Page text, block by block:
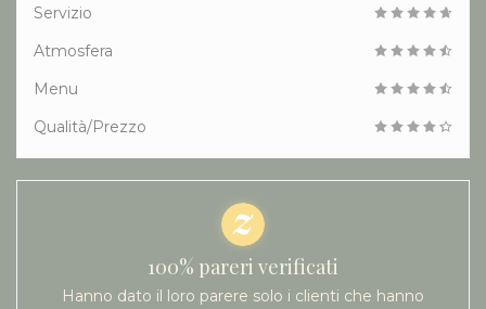
Servizio
Atmosfera
Menu
Qualità/Prezzo
100% pareri verificati
Hanno dato il loro parere solo i clienti che hanno